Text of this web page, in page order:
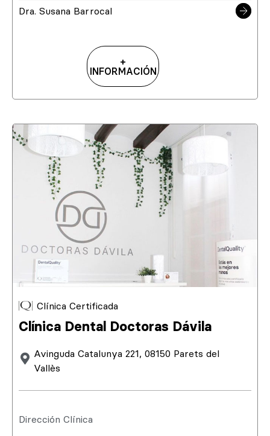
Dra. Susana Barrocal
+
INFORMACIÓN
Clínica Certificada
Clínica Dental Doctoras Dávila
Avinguda Catalunya 221, 08150 Parets del
Vallès
Dirección Clínica